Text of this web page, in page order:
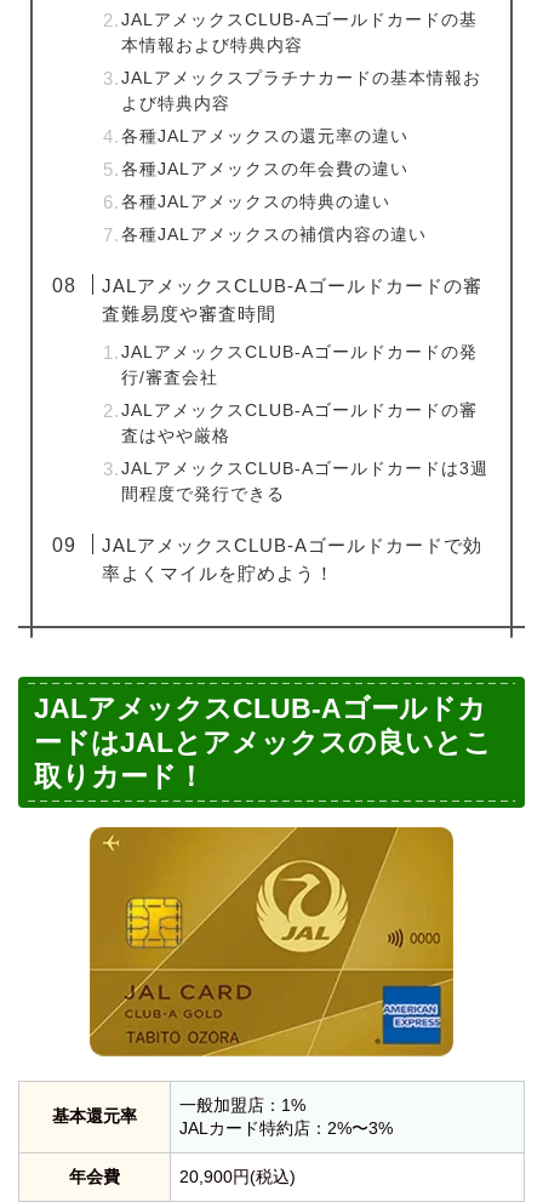
JALアメックスCLUB-Aゴールドカードの基
本情報および特典内容
JALアメックスプラチナカードの基本情報お
よび特典内容
各種JALアメックスの還元率の違い
各種JALアメックスの年会費の違い
各種JALアメックスの特典の違い
各種JALアメックスの補償内容の違い
JALアメックスCLUB-Aゴールドカードの審
査難易度や審査時間
JALアメックスCLUB-Aゴールドカードの発
行/審査会社
JALアメックスCLUB-Aゴールドカードの審
査はやや厳格
JALアメックスCLUB-Aゴールドカードは3週
間程度で発行できる
JALアメックスCLUB-Aゴールドカードで効
率よくマイルを貯めよう！
JALアメックスCLUB-Aゴールドカ
ードはJALとアメックスの良いとこ
取りカード！
基本還元率
一般加盟店：1%
JALカード特約店：2%〜3%
年会費 20,900円(税込)